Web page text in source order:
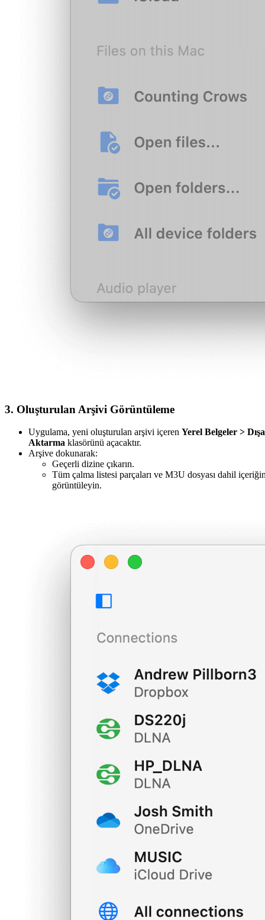
3. Oluşturulan Arşivi Görüntüleme
Uygulama, yeni oluşturulan arşivi içeren Yerel Belgeler > Dışa
Aktarma klasörünü açacaktır.
Arşive dokunarak:
Geçerli dizine çıkarın.
Tüm çalma listesi parçaları ve M3U dosyası dahil
görüntüleyin.